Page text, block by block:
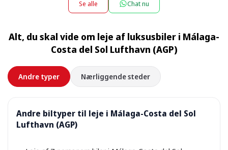
beløb vises under bookingen.
villa og henter den samme sted, når lejen slutter. Vælg
blot din indkvarterings adresse som afhentningssted
tilkomme et lille leveringsgebyr, som altid vises på
Se alle Chat nu
Alt, du skal vide om leje af luksusbiler i Málaga-
Costa del Sol Lufthavn (AGP)
Andre typer Nærliggende steder
Andre biltyper til leje i Málaga-Costa del Sol
Lufthavn (AGP)